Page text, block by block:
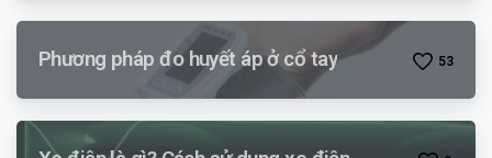
Phương pháp đo huyết áp ở cổ tay 53